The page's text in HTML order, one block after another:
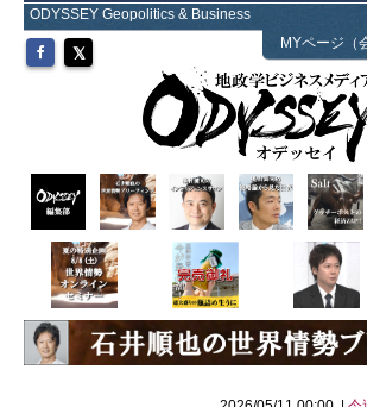
ODYSSEY Geopolitics & Business
MYページ（